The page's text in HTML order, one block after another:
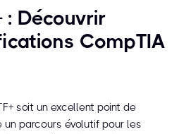
: Découvrir
CompTIA
soit un excellent point de
parcours évolutif pour les